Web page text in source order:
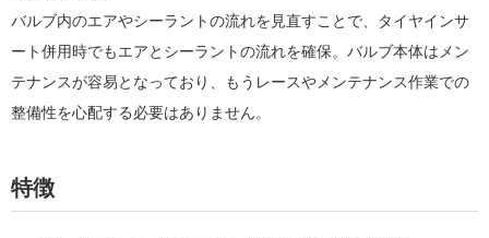
バルブ内のエアやシーラントの流れを見直すことで、タイヤインサ
ート併用時でもエアとシーラントの流れを確保。バルブ本体はメン
テナンスが容易となっており、もうレースやメンテナンス作業での
整備性を心配する必要はありません。
特徴